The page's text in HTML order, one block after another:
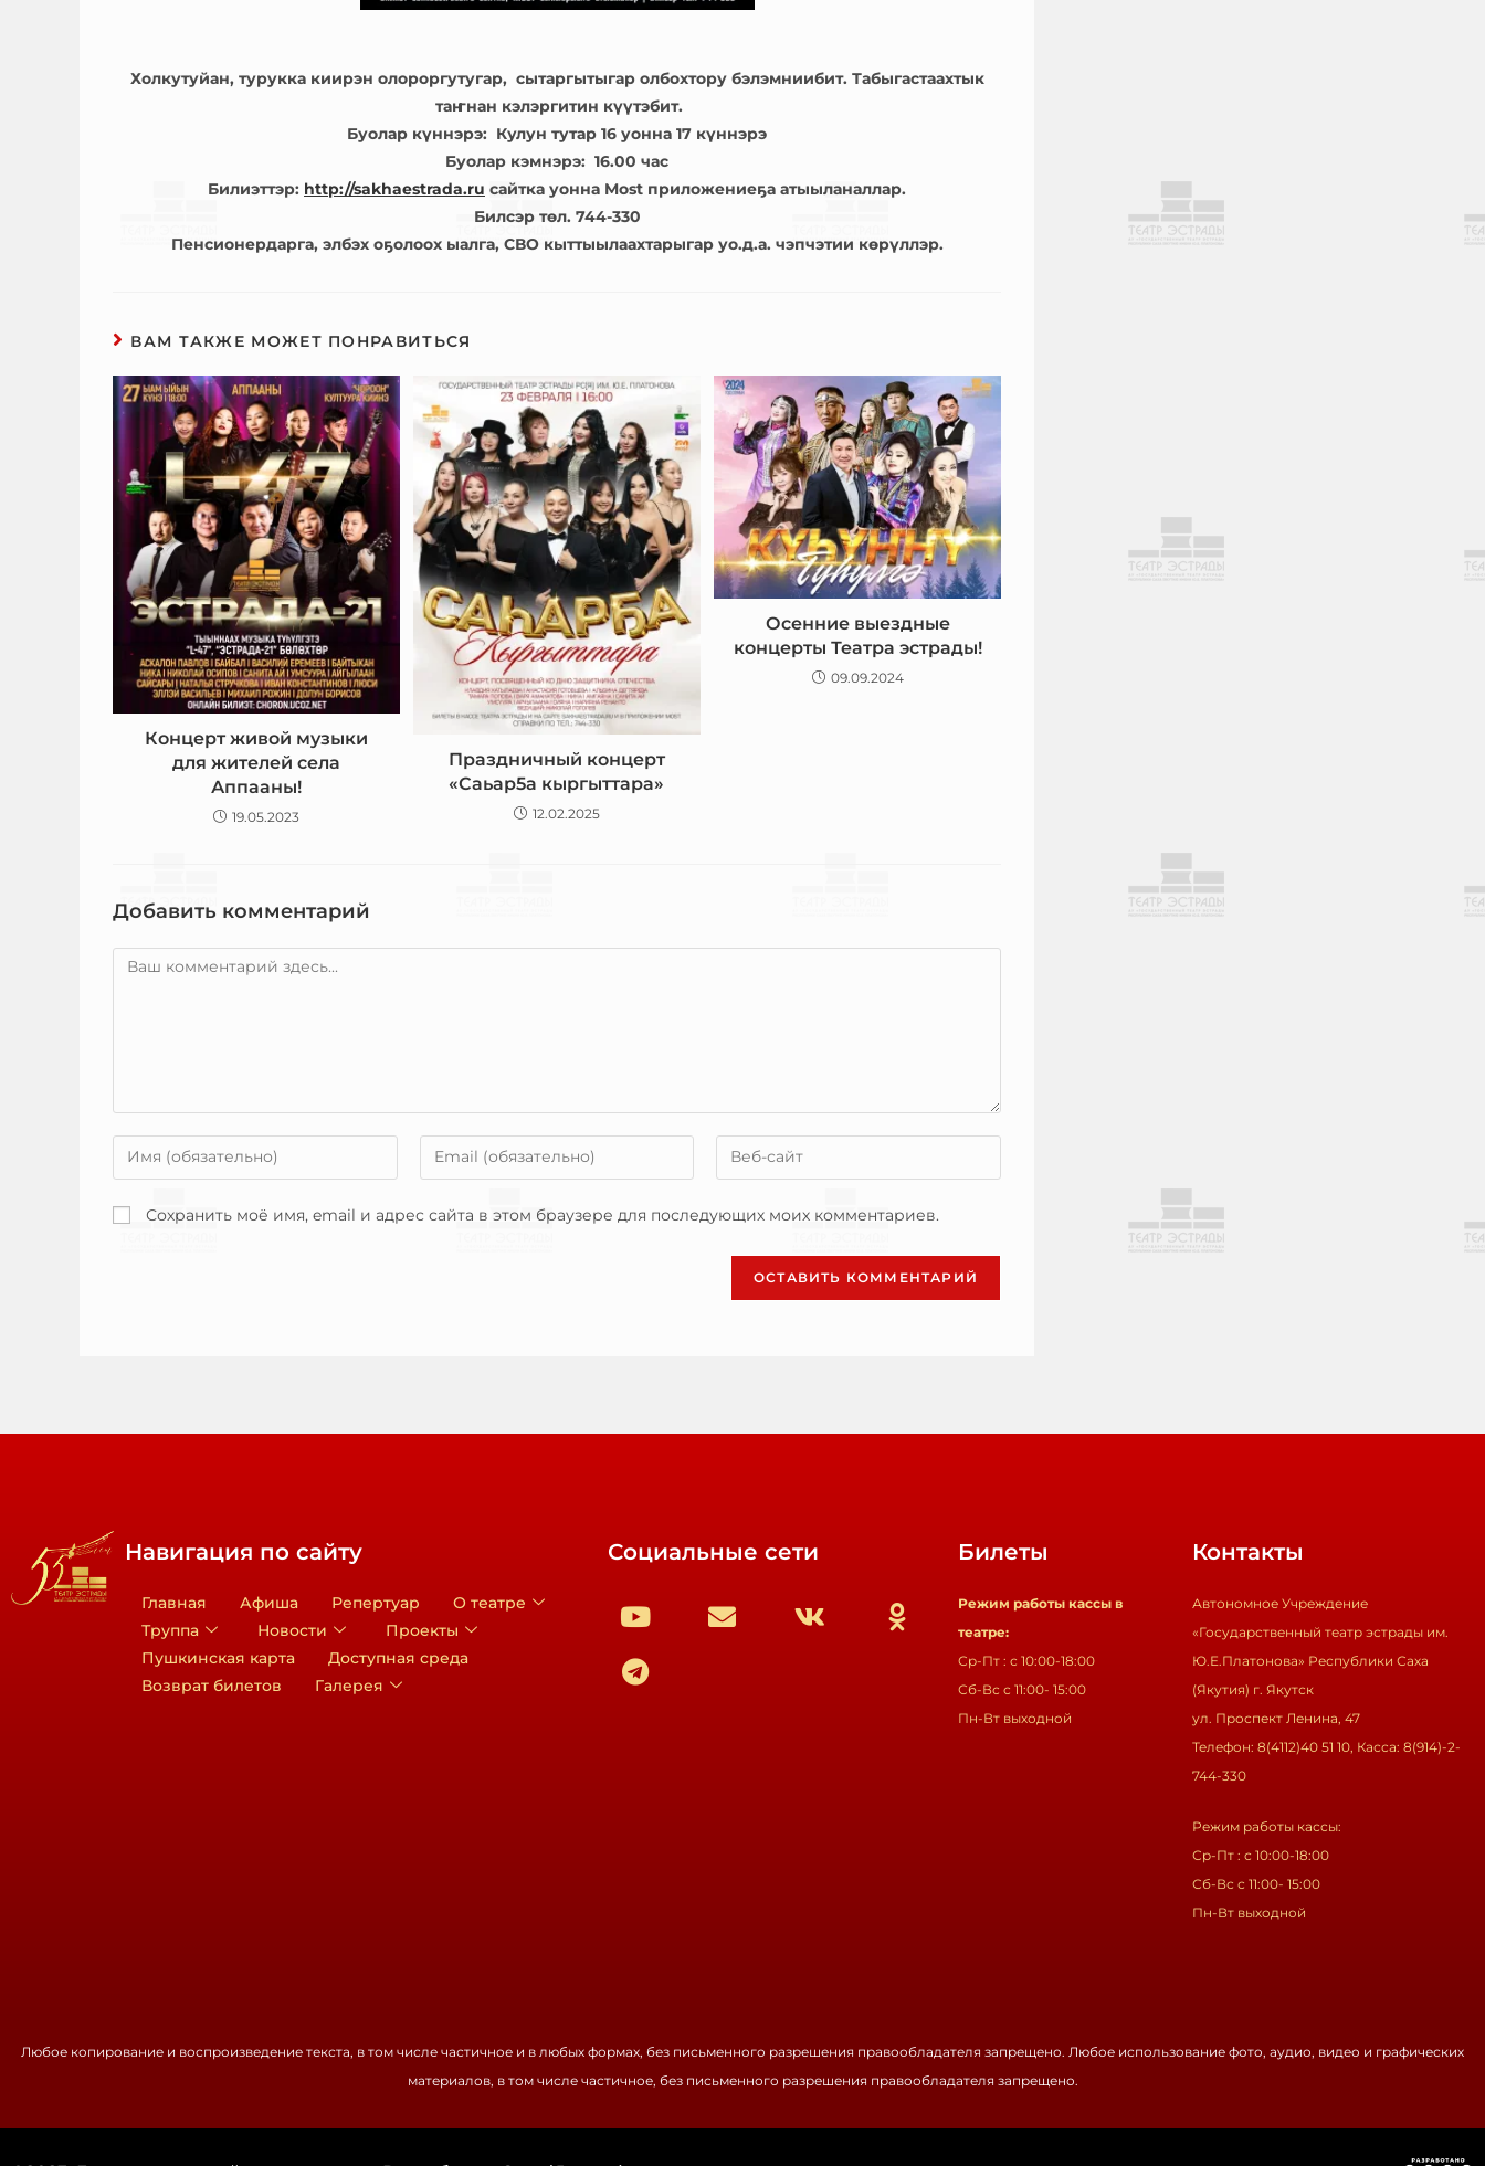
Холкутуйан, турукка киирэн олороргутугар, сытаргытыгар олбохтору бэлэмниибит. Табыгастаахтык
таҥнан кэлэргитин күүтэбит.
Буолар күннэрэ: Кулун тутар 16 уонна 17 күннэрэ
Буолар кэмнэрэ: 16.00 час
Билиэттэр: http://sakhaestrada.ru сайтка уонна Most приложениеҕа атыыланаллар.
Билсэр төл. 744-330
Пенсионердарга, элбэх оҕолоох ыалга, СВО кыттыылаахтарыгар уо.д.а. чэпчэтии көрүллэр.
ВАМ ТАКЖЕ МОЖЕТ ПОНРАВИТЬСЯ
Концерт живой музыки
для жителей села
Аппааны!
19.05.2023
Праздничный концерт
«Саьар5а кыргыттара»
12.02.2025
Осенние выездные
концерты Театра эстрады!
09.09.2024
Добавить комментарий
Сохранить моё имя, email и адрес сайта в этом браузере для последующих моих комментариев.
Навигация по сайту
Главная Афиша Репертуар
О театре
Труппа
Новости
Проекты
Пушкинская карта
Доступная среда
Возврат билетов
Галерея
Социальные сети Билеты
Режим работы кассы в
театре:
Ср-Пт : с 10:00-18:00
Сб-Вс с 11:00- 15:00
Пн-Вт выходной
Контакты
Автономное Учреждение
«Государственный театр эстрады им.
Ю.Е.Платонова» Республики Саха
(Якутия) г. Якутск
ул. Проспект Ленина, 47
Телефон: 8(4112)40 51 10, Касса: 8(914)-2-
744-330
Режим работы кассы:
Ср-Пт : с 10:00-18:00
Сб-Вс с 11:00- 15:00
Пн-Вт выходной
Любое копирование и воспроизведение текста, в том числе частичное и в любых формах, без письменного разрешения правообладателя запрещено. Любое использование фото, аудио, видео и графических
материалов, в том числе частичное, без письменного разрешения правообладателя запрещено.